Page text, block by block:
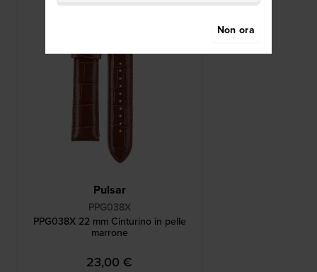
Pulsar
PPG038X
PPG038X 22 mm Cinturino in pelle
marrone
23,00 €
Non ora